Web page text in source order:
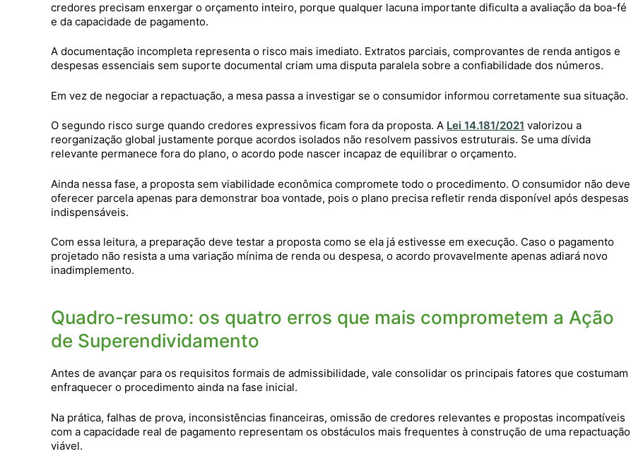
credores precisam enxergar o orçamento inteiro, porque qualquer lacuna importante dificulta a avaliação da boa-fé
e da capacidade de pagamento.
A documentação incompleta representa o risco mais imediato. Extratos parciais, comprovantes de renda antigos e
despesas essenciais sem suporte documental criam uma disputa paralela sobre a confiabilidade dos números.
Em vez de negociar a repactuação, a mesa passa a investigar se o consumidor informou corretamente sua situação.
O segundo risco surge quando credores expressivos ficam fora da proposta. A Lei 14.181/2021 valorizou a
reorganização global justamente porque acordos isolados não resolvem passivos estruturais. Se uma dívida
relevante permanece fora do plano, o acordo pode nascer incapaz de equilibrar o orçamento.
Ainda nessa fase, a proposta sem viabilidade econômica compromete todo o procedimento. O consumidor não deve
oferecer parcela apenas para demonstrar boa vontade, pois o plano precisa refletir renda disponível após despesas
indispensáveis.
Com essa leitura, a preparação deve testar a proposta como se ela já estivesse em execução. Caso o pagamento
projetado não resista a uma variação mínima de renda ou despesa, o acordo provavelmente apenas adiará novo
inadimplemento.
Quadro-resumo: os quatro erros que mais comprometem a Ação
de Superendividamento
Antes de avançar para os requisitos formais de admissibilidade, vale consolidar os principais fatores que costumam
enfraquecer o procedimento ainda na fase inicial.
Na prática, falhas de prova, inconsistências financeiras, omissão de credores relevantes e propostas incompatíveis
com a capacidade real de pagamento representam os obstáculos mais frequentes à construção de uma repactuação
viável.